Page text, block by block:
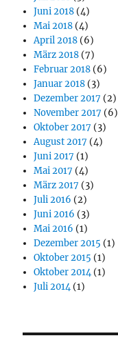
Juni 2018 (4)
Mai 2018 (4)
April 2018 (6)
März 2018 (7)
Februar 2018 (6)
Januar 2018 (3)
Dezember 2017 (2)
November 2017 (6)
Oktober 2017 (3)
August 2017 (4)
Juni 2017 (1)
Mai 2017 (4)
März 2017 (3)
Juli 2016 (2)
Juni 2016 (3)
Mai 2016 (1)
Dezember 2015 (1)
Oktober 2015 (1)
Oktober 2014(1)
Juli 2014(1)